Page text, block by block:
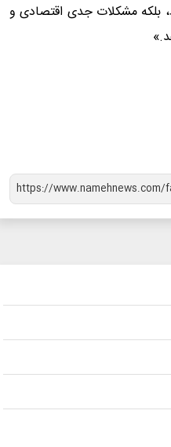
بلکه مشکلات جدی اقتصادی و